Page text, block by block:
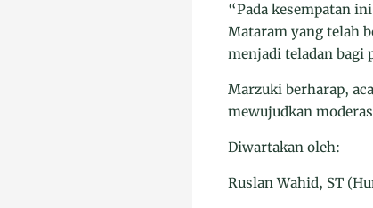
“Pada kesempatan
Mataram yang telah
menjadi teladan bagi
Marzuki berharap,
mewujudkan
Diwartakan oleh:
Ruslan Wahid, ST